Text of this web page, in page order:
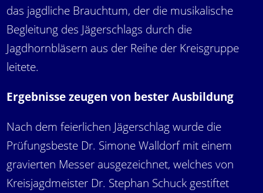
das jagdliche Brauchtum, der die musikalische
Begleitung des Jägerschlags durch die
Jagdhornbläsern aus der Reihe der Kreisgruppe
leitete.
Ergebnisse zeugen von bester Ausbildung
Nach dem feierlichen Jägerschlag wurde die
Prüfungsbeste Dr. Simone Walldorf mit einem
gravierten Messer ausgezeichnet, welches von
Kreisjagdmeister Dr. Stephan Schuck gestiftet